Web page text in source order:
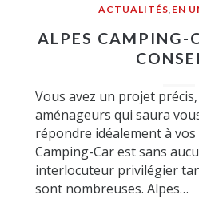
ACTUALITÉS EN
ALPES CAMPING-
Vous avez un projet
aménageurs qui saura
répondre idéalement à vos
Camping-Car est sans
interlocuteur privilégier
sont nombreuses. Alpes…